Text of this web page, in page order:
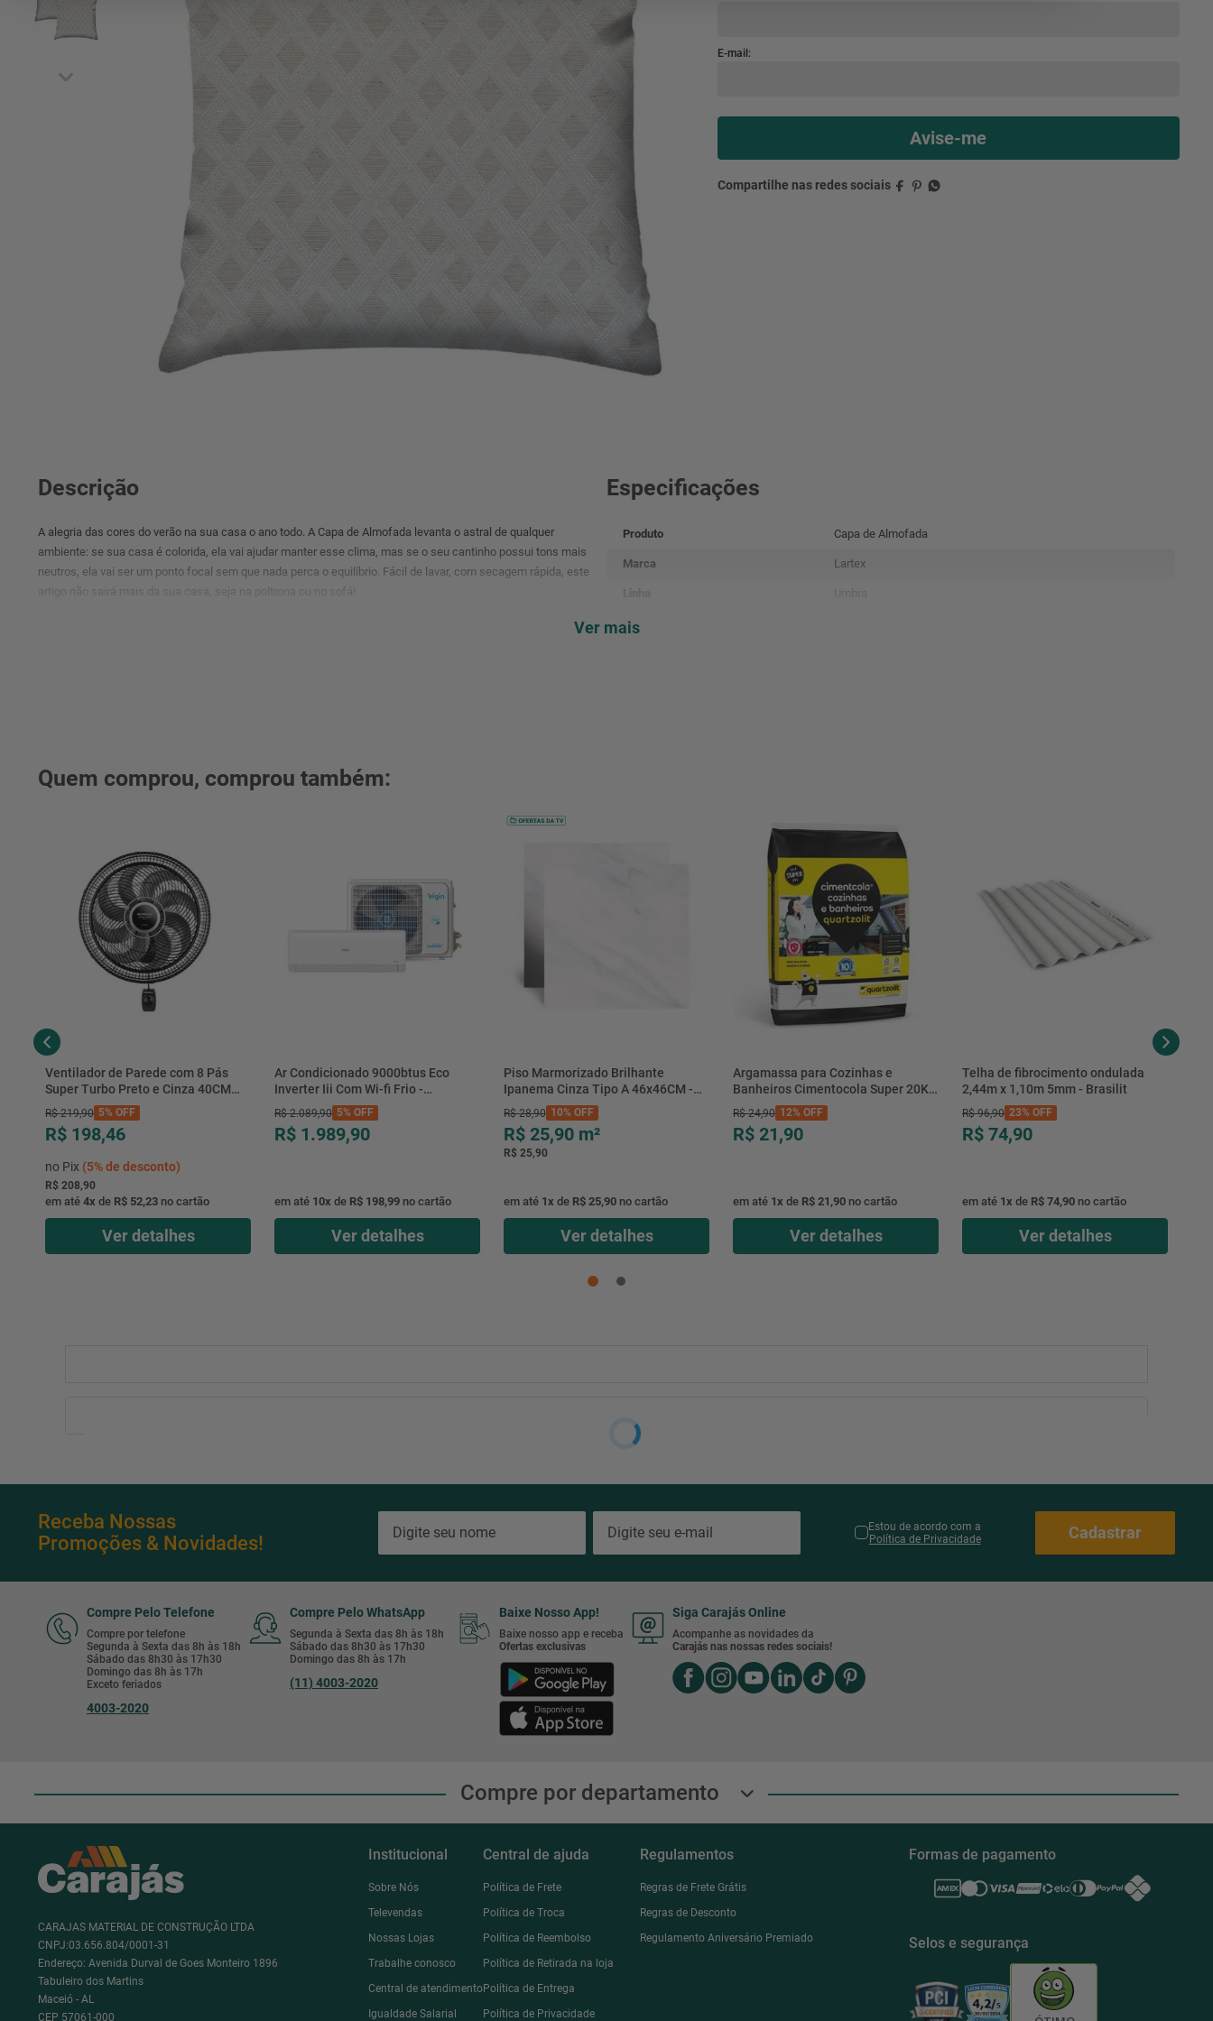
Descrição
A alegria das cores do verão na sua casa o ano todo. A Capa de Almofada levanta o astral de qualquer
ambiente: se sua casa é colorida, ela vai ajudar manter esse clima, mas se o seu cantinho possui tons mais
neutros, ela vai ser um ponto focal sem que nada perca o equilíbrio. Fácil de lavar, com secagem rápida, este
artigo não sairá mais da sua casa, seja na poltrona ou no sofá!
Especificações
Produto Capa de Almofada
Marca Lartex
Dimensão
Ver mais
Quem comprou, comprou também:
Ventilador de Parede com 8 Pás
Super Turbo Preto e Cinza 40CM
220V 140W - VTX-40P-8P - Mondial
R$ 219,90 5% OFF
R$ 198,46
no Pix (5%de desconto)
R$ 208,90
em até 4x de R$ 52,23 no cartão
Ver detalhes
Ar Condicionado 9000btus Eco
Inverter Iii Com Wi-fi Frio -
Hjfe09c2cg|hjfi09c2wg - Elgin
R$ 2.089,90 5% OFF
R$ 1.989,90
em até 10x de R$ 198,99 no cartão
Ver detalhes
Piso Marmorizado Brilhante
Ipanema Cinza Tipo A 46x46CM -
01.012771 - Cerbras
R$ 28,90 10% OFF
R$ 25,90 m²
R$ 25,90
em até 1x de R$ 25,90 no cartão
Ver detalhes
Argamassa para Cozinhas e
Banheiros Cimentocola Super 20KG
- 0118.00001.0020PL - Quartzolit
R$ 24,90 12% OFF
R$ 21,90
em até 1x de R$ 21,90 no cartão
Ver detalhes
Telha de fibrocimento ondulada
2,44m x 1,10m 5mm - Brasilit
R$ 96,90 23% OFF
R$ 74,90
em até 1x de R$ 74,90 no cartão
Ver detalhes
Receba Nossas
Promoções & Novidades!
Estou de acordo com a
Política de Privacidade
Cadastrar
Compre Pelo Telefone
Compre por telefone
Segunda à Sexta das 8h às 18h
Sábado das 8h30 às 17h30
Domingo das 8h às 17h
Exceto feriados
4003-2020
Compre Pelo WhatsApp
Segunda à Sexta das 8h às 18h
Sábado das 8h30 às 17h30
Domingo das 8h às 17h
(11) 4003-2020
Baixe Nosso App!
Baixe nosso app e receba
Ofertas exclusivas
Siga Carajás Online
Acompanhe as novidades da
Carajás nas nossas redes sociais!
Compre por departamento
CARAJAS MATERIAL DE CONSTRUÇÃO LTDA
CNPJ:03.656.804/0001-31
Endereço: Avenida Durval de Goes Monteiro 1896
Tabuleiro dos Martins
Maceió - AL
CEP 57061-000
Institucional
Sobre Nós
Televendas
Nossas Lojas
Trabalhe conosco
Central de atendimento
Igualdade Salarial
Central de ajuda
Política de Frete
Política de Troca
Política de Reembolso
Política de Retirada na loja
Política de Entrega
Política de Privacidade
Regulamentos
Regras de Frete Grátis
Regras de Desconto
Regulamento Aniversário Premiado
Formas de pagamento
Selos e segurança
condicionado